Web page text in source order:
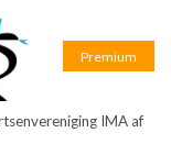
Premium
IMA af